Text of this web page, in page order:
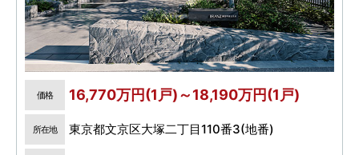
価格 16,770万円(1戸)～18,190万円(1戸)
所在地 東京都文京区大塚二丁目110番3(地番)